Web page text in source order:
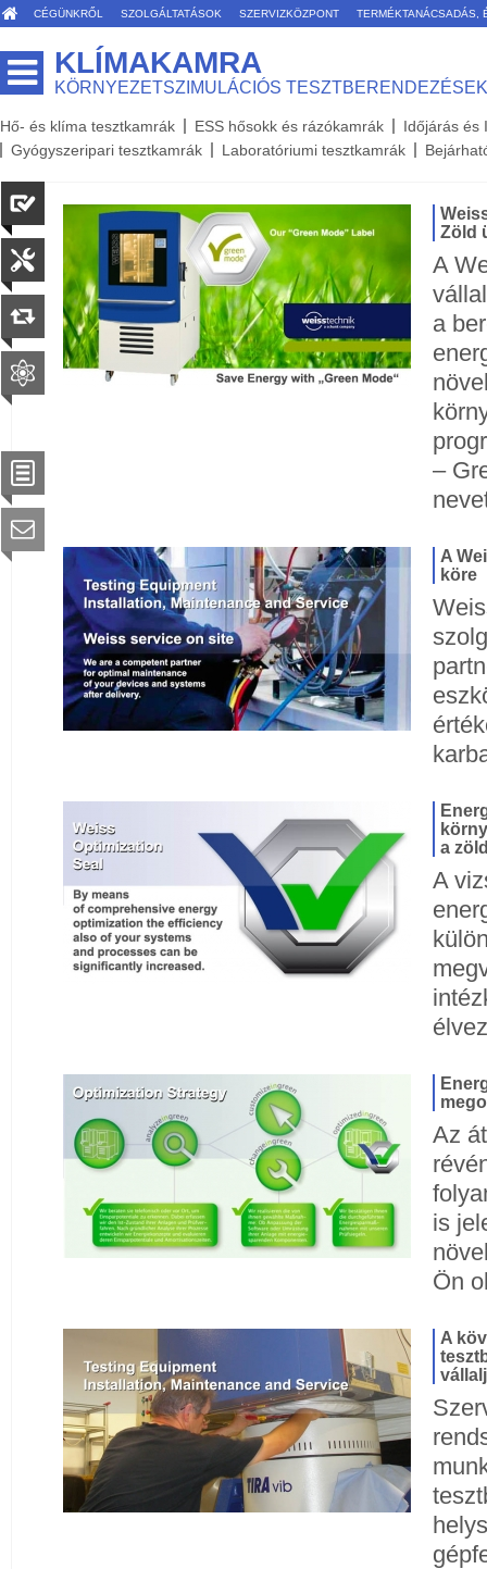
CÉGÜNKRŐL SZOLGÁLTATÁSOK SZERVIZKÖZPONT TERMÉKTANÁCSADÁS,
KLÍMAKAMRA
KÖRNYEZETSZIMULÁCIÓS TESZTBERENDEZÉSEK
Hő- és klíma tesztkamrák ESS hősokk és rázókamrák
Időjárás és
Gyógyszeripari tesztkamrák
Laboratóriumi tesztkamrák
Zöld
A
a
–
A
köre
a
A
Az
is
Ön
A